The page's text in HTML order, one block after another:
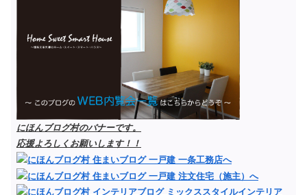
にほんブログ村のバナーです。
応援よろしくお願いします！！